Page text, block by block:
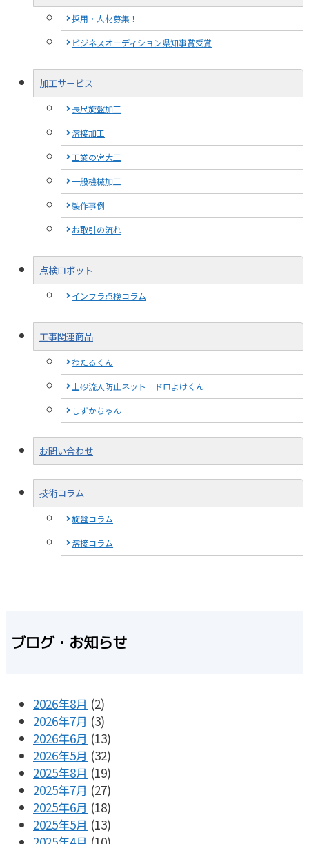
採用・人材募集！
ビジネスオーディション県知事賞受賞
加工サービス
長尺旋盤加工
溶接加工
工業の宮大工
一般機械加工
製作事例
お取引の流れ
点検ロボット
インフラ点検コラム
工事関連商品
わたるくん
土砂流入防止ネット ドロよけくん
しずかちゃん
お問い合わせ
技術コラム
旋盤コラム
溶接コラム
ブログ・お知らせ
2026年8月 (2)
2026年7月 (3)
2026年6月 (13)
2026年5月 (32)
2025年8月 (19)
2025年7月 (27)
2025年6月 (18)
2025年5月 (13)